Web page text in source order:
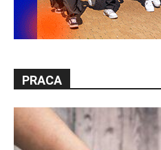
PRACA